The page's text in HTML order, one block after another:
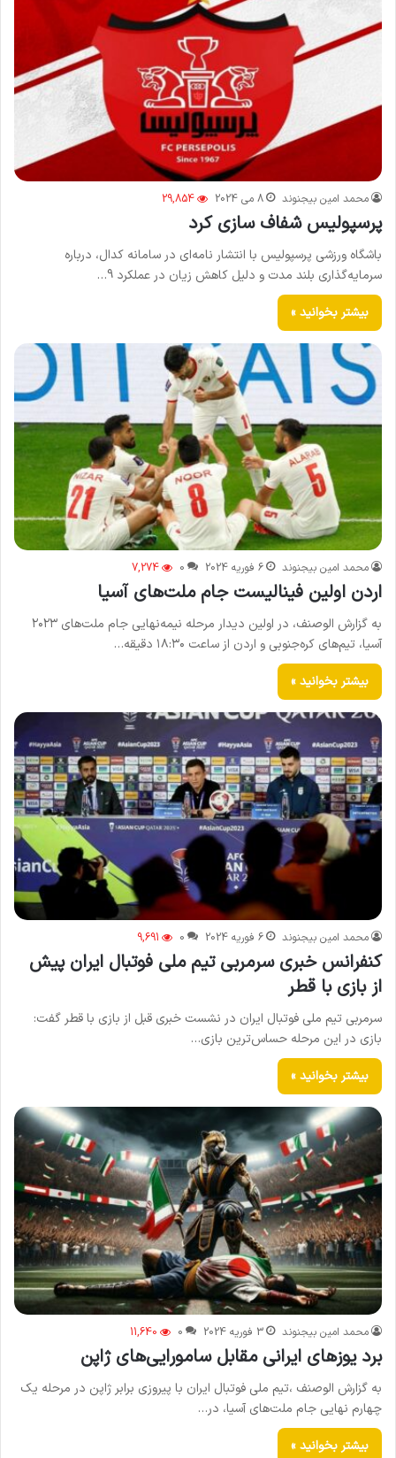
محمد امین بیجنوند 8 می 2024 29,854
پرسپولیس شفاف سازی کرد
باشگاه ورزشی پرسپولیس با انتشار نامه‌ای در سامانه کدال، درباره
سرمایه‌گذاری بلند مدت و دلیل کاهش زیان در عملکرد 9…
بیشتر بخوانید »
محمد امین بیجنوند 6 فوریه 2024 0
7,274
اردن اولین فینالیست جام ملت‌های آسیا
به گزارش الوصنف، در اولین دیدار مرحله نیمه‌نهایی جام ملت‌های ۲۰۲۳
آسیا، تیم‌های کره‌جنوبی و اردن از ساعت ۱۸:۳۰ دقیقه…
بیشتر بخوانید »
محمد امین بیجنوند 6 فوریه 2024 0
9,691
کنفرانس خبری سرمربی تیم ملی فوتبال ایران پیش
از بازی با قطر
سرمربی تیم ملی فوتبال ایران در نشست خبری قبل از بازی با قطر گفت:
بازی در این مرحله حساس‌ترین بازی…
بیشتر بخوانید »
محمد امین بیجنوند 3 فوریه 2024 0
11,640
برد یوزهای ایرانی مقابل سامورایی‌های ژاپن
به گزارش الوصنف ،تیم ملی فوتبال ایران با پیروزی برابر ژاپن در مرحله یک
چهارم نهایی جام ملت‌های آسیا، در…
بیشتر بخوانید »